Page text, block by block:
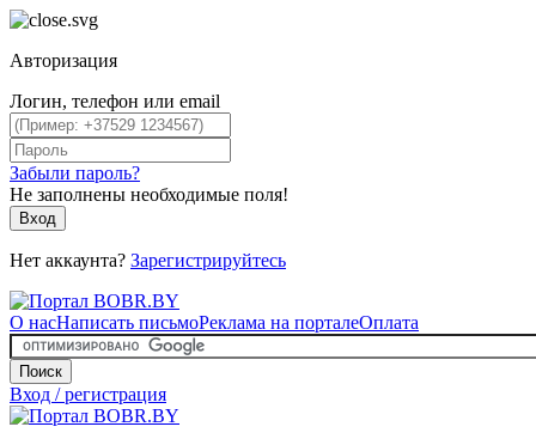
Авторизация
Логин, телефон или email
Забыли пароль?
Не заполнены необходимые поля!
Вход
Нет аккаунта? Зарегистрируйтесь
О насНаписать письмоРеклама на порталеОплата
Поиск
Вход / регистрация